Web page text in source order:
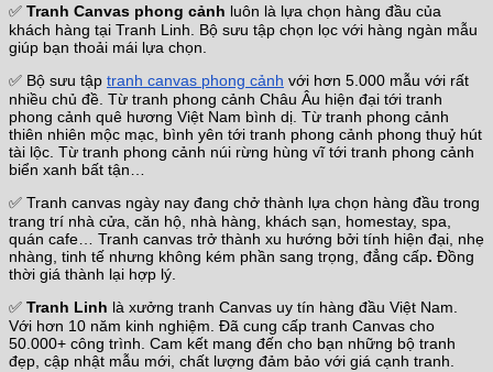
✅ Tranh Canvas phong cảnh luôn là lựa chọn hàng đầu của
khách hàng tại Tranh Linh. Bộ sưu tập chọn lọc với hàng ngàn mẫu
giúp bạn thoải mái lựa chọn.
✅ Bộ sưu tập tranh canvas phong cảnh với hơn 5.000 mẫu với rất
nhiều chủ đề. Từ tranh phong cảnh Châu Âu hiện đại tới tranh
phong cảnh quê hương Việt Nam bình dị. Từ tranh phong cảnh
thiên nhiên mộc mạc, bình yên tới tranh phong cảnh phong thuỷ hút
tài lộc. Từ tranh phong cảnh núi rừng hùng vĩ tới tranh phong cảnh
biển xanh bất tận…
✅ Tranh canvas ngày nay đang chở thành lựa chọn hàng đầu trong
trang trí nhà cửa, căn hộ, nhà hàng, khách sạn, homestay, spa,
quán cafe… Tranh canvas trở thành xu hướng bởi tính hiện đại, nhẹ
nhàng, tinh tế nhưng không kém phần sang trọng, đẳng cấp. Đồng
thời giá thành lại hợp lý.
✅ Tranh Linh là xưởng tranh Canvas uy tín hàng đầu Việt Nam.
Với hơn 10 năm kinh nghiệm. Đã cung cấp tranh Canvas cho
50.000+ công trình. Cam kết mang đến cho bạn những bộ tranh
đẹp, cập nhật mẫu mới, chất lượng đảm bảo với giá cạnh tranh.